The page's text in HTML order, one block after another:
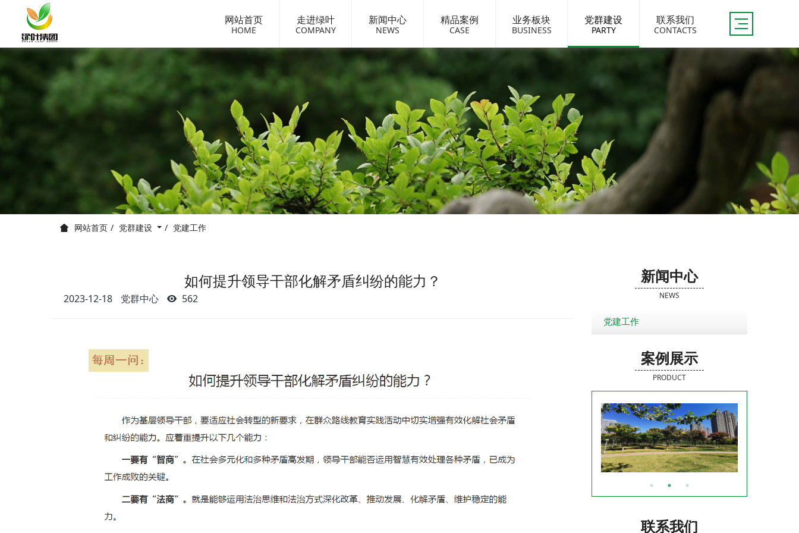
网站首页
HOME
走进绿叶
COMPANY
新闻中心
NEWS
精品案例
CASE
业务板块
BUSINESS
党群建设
PARTY
联系我们
CONTACTS
网站首页 党群建设 党建工作
如何提升领导干部化解矛盾纠纷的能力？
2023-12-18 党群中心 562
新闻中心
NEWS
党建工作
案例展示
PRODUCT
联系我们